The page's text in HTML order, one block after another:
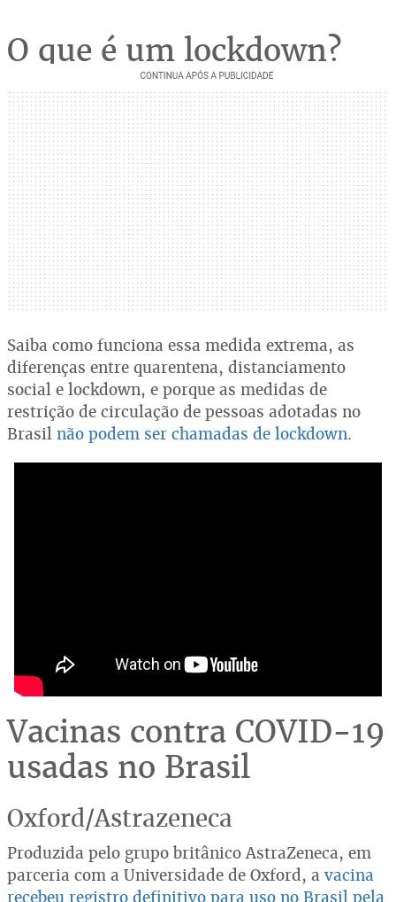
O que é um lockdown?
Saiba como funciona essa medida extrema, as
diferenças entre quarentena, distanciamento
social e lockdown, e porque as medidas de
restrição de circulação de pessoas adotadas no
Brasil não podem ser chamadas de lockdown.
Vacinas contra COVID-19
usadas no Brasil
Oxford/Astrazeneca
Produzida pelo grupo britânico AstraZeneca, em
parceria com a Universidade de Oxford, a vacina
recebeu registro definitivo para uso no Brasil pela